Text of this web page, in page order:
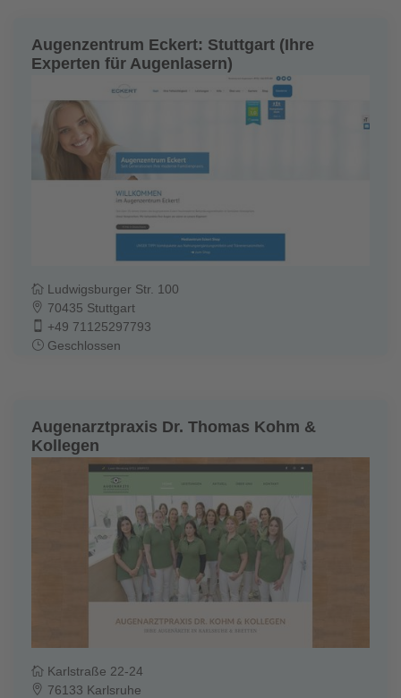
Augenzentrum Eckert: Stuttgart (Ihre
Experten für Augenlasern)
Ludwigsburger Str. 100
70435 Stuttgart
+49 71125297793
Geschlossen
Augenarztpraxis Dr. Thomas Kohm &
Kollegen
Karlstraße 22-24
76133 Karlsruhe